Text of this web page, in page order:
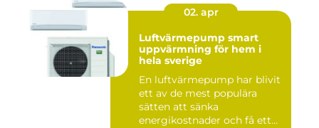
02. apr
Luftvärmepump smart
uppvärmning för hem i
hela sverige
En luftvärmepump har blivit
ett av de mest populära
sätten att sänka
energikostnader och få ett